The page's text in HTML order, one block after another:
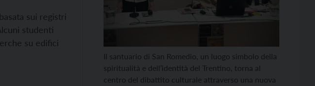
sui registri
studenti
su edifici
Il santuario di San Romedio, un luogo simbolo della
spiritualità e dell’identità del Trentino, torna al
centro del dibattito culturale attraverso una nuova